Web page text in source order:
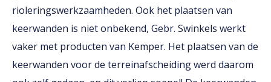
rioleringswerkzaamheden. Ook het plaatsen van
keerwanden is niet onbekend, Gebr. Swinkels werkt
vaker met producten van Kemper. Het plaatsen van de
keerwanden voor de terreinafscheiding werd daarom